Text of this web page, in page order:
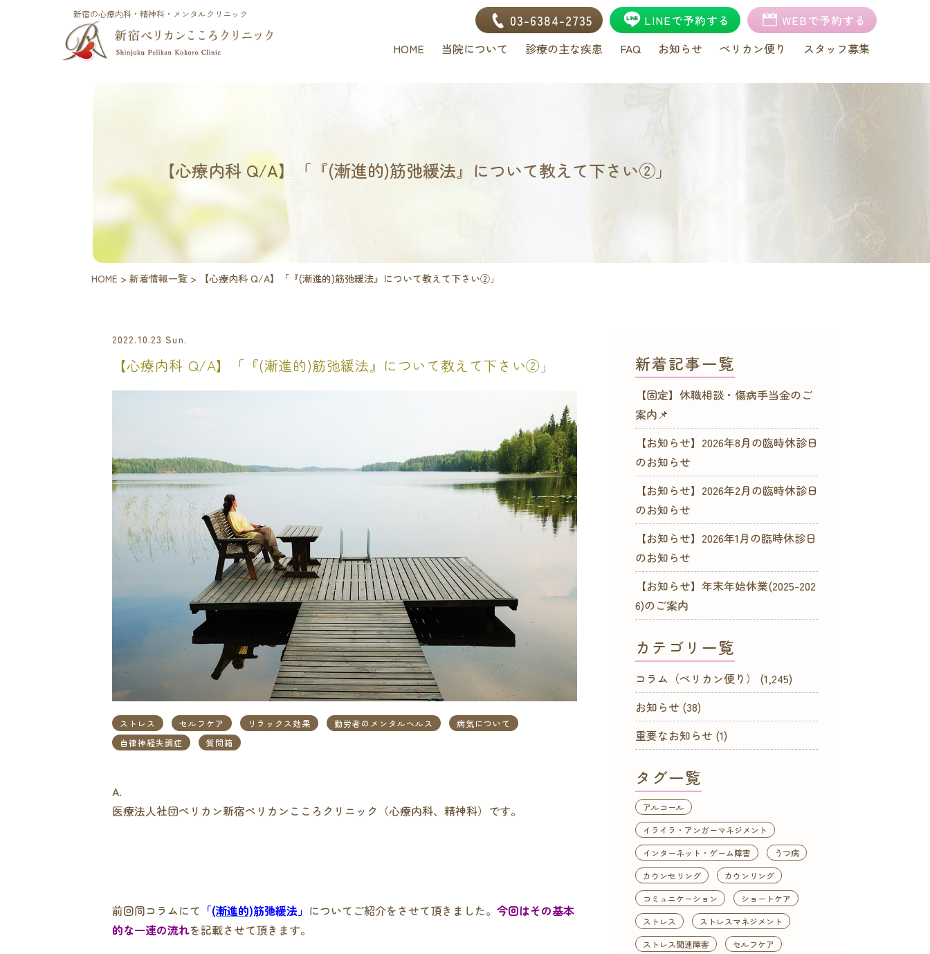
新宿の心療内科・精神科・メンタルクリニック 03-6384-2735 LINEで予約する
WEBで予約する
HOME
当院について 診療の主な疾患 FAQ お知らせ ペリカン便り スタッフ募集
【心療内科 Q/A】「『(漸進的)筋弛緩法』について教えて下さい②」
HOME > 新着情報一覧 > 【心療内科 Q/A】「『(漸進的)筋弛緩法』について教えて下さい②」
2022.10.23 Sun.
【心療内科 Q/A】「『(漸進的)筋弛緩法』について教えて下さい②」
ストレス セルフケア リラックス効果 勤労者のメンタルヘルス
病気について
自律神経失調症
質問箱
A.
医療法人社団ペリカン新宿ペリカンこころクリニック（心療内科、精神科）です。
前回同コラムにて 「(漸進的)筋弛緩法」 についてご紹介をさせて頂きました。 今回はその基本
的な一連の流れを記載させて頂きます。
新着記事一覧
【固定】休職相談・傷病手当金のご
案内📌
【お知らせ】2026年8月の臨時休診日
のお知らせ
【お知らせ】2026年2月の臨時休診日
のお知らせ
【お知らせ】2026年1月の臨時休診日
のお知らせ
【お知らせ】年末年始休業(2025-202
6)のご案内
カテゴリ一覧
コラム（ペリカン便り）
(1,245)
お知らせ (38)
重要なお知らせ (1)
タグ一覧
アルコール
イライラ・アンガーマネジメント
インターネット・ゲーム障害
うつ病
カウンセリング
カウンリング
コミュニケーション
ショートケア
ストレス
ストレスマネジメント
ストレス関連障害
セルフケア